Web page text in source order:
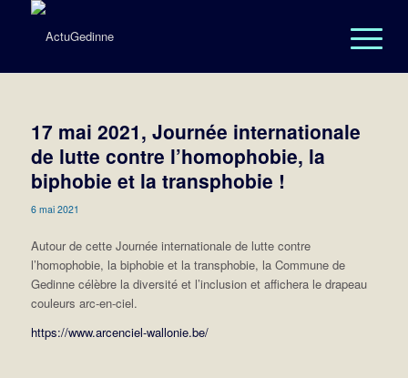
17 mai 2021, Journée internationale
de lutte contre l’homophobie, la
biphobie et la transphobie !
6 mai 2021
Autour de cette Journée internationale de lutte contre
l’homophobie, la biphobie et la transphobie, la Commune de
Gedinne célèbre la diversité et l’inclusion et affichera le drapeau
couleurs arc-en-ciel.
https://www.arcenciel-wallonie.be/